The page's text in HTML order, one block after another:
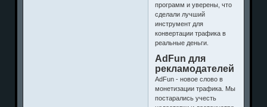
программ и уверены, что
сделали лучший
инструмент для
конвертации трафика в
реальные деньги.
AdFun для
рекламодателей
AdFun - новое слово в
монетизации трафика. Мы
постарались учесть